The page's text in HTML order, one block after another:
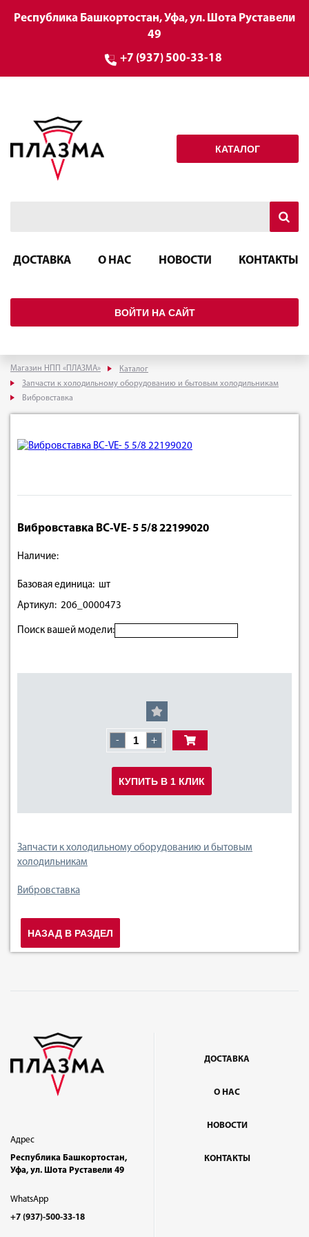
Республика Башкортостан, Уфа, ул. Шота Руставели
49
+7 (937) 500-33-18
КАТАЛОГ
ДОСТАВКА О НАС НОВОСТИ КОНТАКТЫ
ВОЙТИ НА САЙТ
Магазин НПП «ПЛАЗМА»
Каталог
Запчасти к холодильному оборудованию и бытовым холодильникам
Вибровставка
Вибровставка BC-VE- 5 5/8 22199020
Наличие:
Базовая единица: шт
Артикул: 206_0000473
Поиск вашей модели:
- +
КУПИТЬ В 1 КЛИК
Запчасти к холодильному оборудованию и бытовым
холодильникам
Вибровставка
НАЗАД В РАЗДЕЛ
Адрес
Республика Башкортостан,
Уфа, ул. Шота Руставели 49
WhatsApp
+7 (937)-500-33-18
ДОСТАВКА
О НАС
НОВОСТИ
КОНТАКТЫ